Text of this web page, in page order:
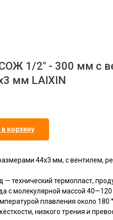
1/2" - 300 мм с
мм LAIXIN
корзину
44x3 мм, с вентилем,
технический термопласт,
с молекулярной массой
плавления около 180
низкого трения и